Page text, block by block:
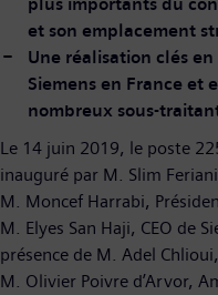
et son emplacement
Une réalisation clés
Siemens en France et
nombreux sous-
Le 14 juin 2019, le poste
inauguré par M. Slim
M. Moncef Harrabi,
M. Elyes San Haji, CEO de
présence de M. Adel
M. Olivier Poivre d’Arvor,